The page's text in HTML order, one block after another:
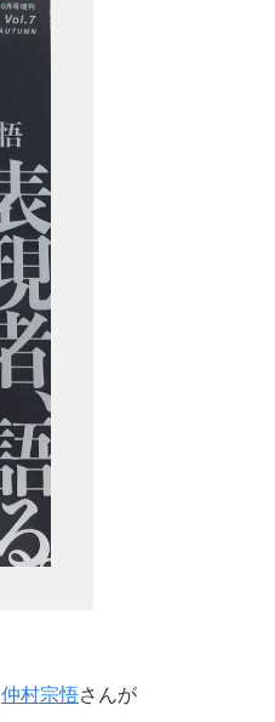
仲村宗悟さんが